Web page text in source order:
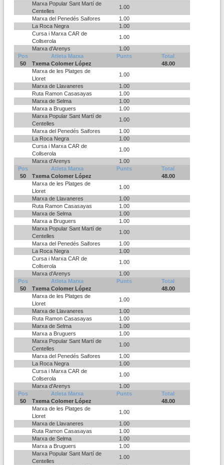
Marxa Popular Sant Martí de
Centelles
1.00
Marxa del Penedés Saifores
1.00
La Roca Negra
1.00
Cursa i Marxa CAR de
Collserola
1.00
Marxa d'Arenys
1.00
Pos
Atleta Marxa Punts
Total
50
Txema Colomer López
48.00
Marxa de les Platges de
Lloret
1.00
Marxa de Llavaneres
1.00
Ruta Ramon Casasayas
1.00
Marxa de Selma
1.00
Marxa a Bruguers
1.00
Marxa Popular Sant Martí de
Centelles
1.00
Marxa del Penedés Saifores
1.00
La Roca Negra
1.00
Cursa i Marxa CAR de
Collserola
1.00
Marxa d'Arenys
1.00
Pos
Atleta Marxa Punts
Total
50
Txema Colomer López
48.00
Marxa de les Platges de
Lloret
1.00
Marxa de Llavaneres
1.00
Ruta Ramon Casasayas
1.00
Marxa de Selma
1.00
Marxa a Bruguers
1.00
Marxa Popular Sant Martí de
Centelles
1.00
Marxa del Penedés Saifores
1.00
La Roca Negra
1.00
Cursa i Marxa CAR de
Collserola
1.00
Marxa d'Arenys
1.00
Pos
Atleta Marxa Punts
Total
50
Txema Colomer López
48.00
Marxa de les Platges de
Lloret
1.00
Marxa de Llavaneres
1.00
Ruta Ramon Casasayas
1.00
Marxa de Selma
1.00
Marxa a Bruguers
1.00
Marxa Popular Sant Martí de
Centelles
1.00
Marxa del Penedés Saifores
1.00
La Roca Negra
1.00
Cursa i Marxa CAR de
Collserola
1.00
Marxa d'Arenys
1.00
Pos
Atleta Marxa Punts
Total
50
Txema Colomer López
48.00
Marxa de les Platges de
Lloret
1.00
Marxa de Llavaneres
1.00
Ruta Ramon Casasayas
1.00
Marxa de Selma
1.00
Marxa a Bruguers
1.00
Marxa Popular Sant Martí de
Centelles
1.00